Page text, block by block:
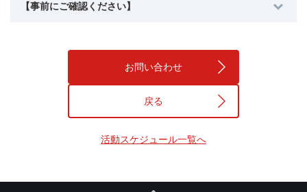
【事前にご確認ください】
お問い合わせ
戻る
活動スケジュール一覧へ